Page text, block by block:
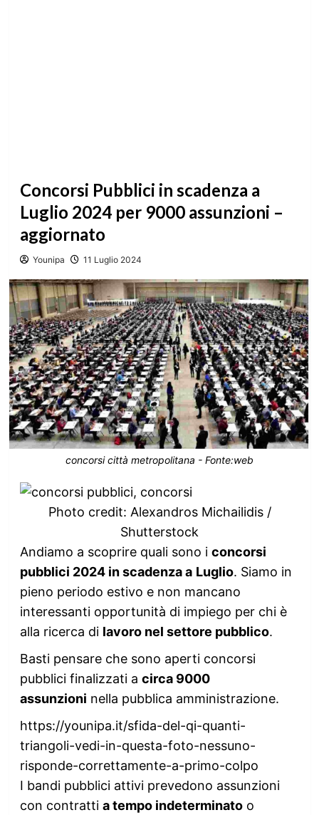
Concorsi Pubblici in scadenza a
Luglio 2024 per 9000 assunzioni –
aggiornato
Younipa 11 Luglio 2024
concorsi città metropolitana - Fonte:web
Photo credit: Alexandros Michailidis /
Shutterstock
Andiamo a scoprire quali sono i concorsi
pubblici 2024 in scadenza a Luglio. Siamo in
pieno periodo estivo e non mancano
interessanti opportunità di impiego per chi è
alla ricerca di lavoro nel settore pubblico.
Basti pensare che sono aperti concorsi
pubblici finalizzati a circa 9000
assunzioni nella pubblica amministrazione.
https://younipa.it/sfida-del-qi-quanti-
triangoli-vedi-in-questa-foto-nessuno-
risponde-correttamente-a-primo-colpo
I bandi pubblici attivi prevedono assunzioni
con contratti a tempo indeterminatoo